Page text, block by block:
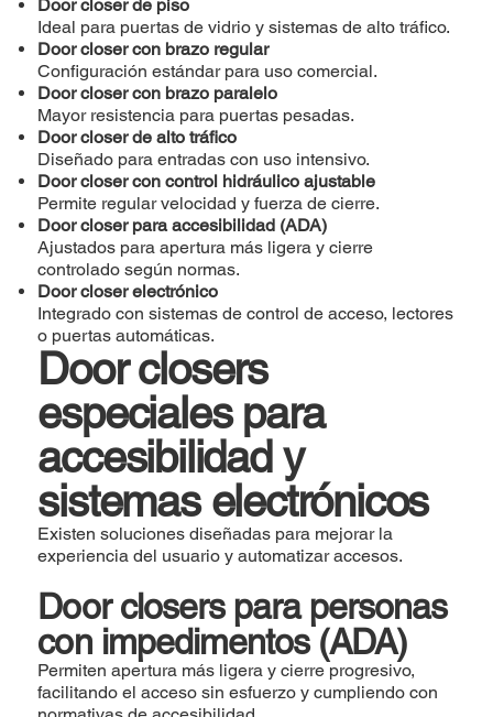
Door closer de piso
Ideal para puertas de vidrio y sistemas de alto tráfico.
Door closer con brazo regular
Configuración estándar para uso comercial.
Door closer con brazo paralelo
Mayor resistencia para puertas pesadas.
Door closer de alto tráfico
Diseñado para entradas con uso intensivo.
Door closer con control hidráulico ajustable
Permite regular velocidad y fuerza de cierre.
Door closer para accesibilidad (ADA)
Ajustados para apertura más ligera y cierre
controlado según normas.
Door closer electrónico
Integrado con sistemas de control de acceso, lectores
o puertas automáticas.
Door closers
especiales para
accesibilidad y
sistemas electrónicos
Existen soluciones diseñadas para mejorar la
experiencia del usuario y automatizar accesos.
Door closers para personas
con impedimentos (ADA)
Permiten apertura más ligera y cierre progresivo,
facilitando el acceso sin esfuerzo y cumpliendo con